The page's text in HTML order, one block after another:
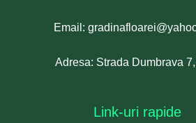
Email:
Adresa: Strada Dumbrava
Link-uri rapide